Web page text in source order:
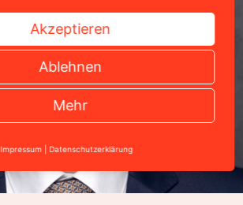
Akzeptieren
Ablehnen
Mehr
Impressum Datenschutzerklärung